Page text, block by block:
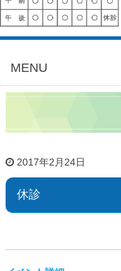
MENU
2017年2月24日
休診